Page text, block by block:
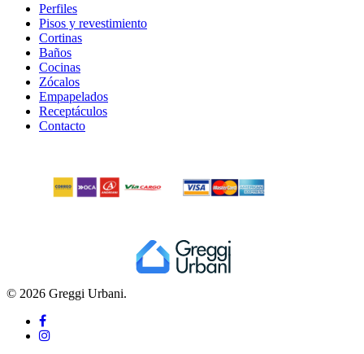
Perfiles
Pisos y revestimiento
Cortinas
Baños
Cocinas
Zócalos
Empapelados
Receptáculos
Contacto
© 2026 Greggi Urbani.
facebook
instagram